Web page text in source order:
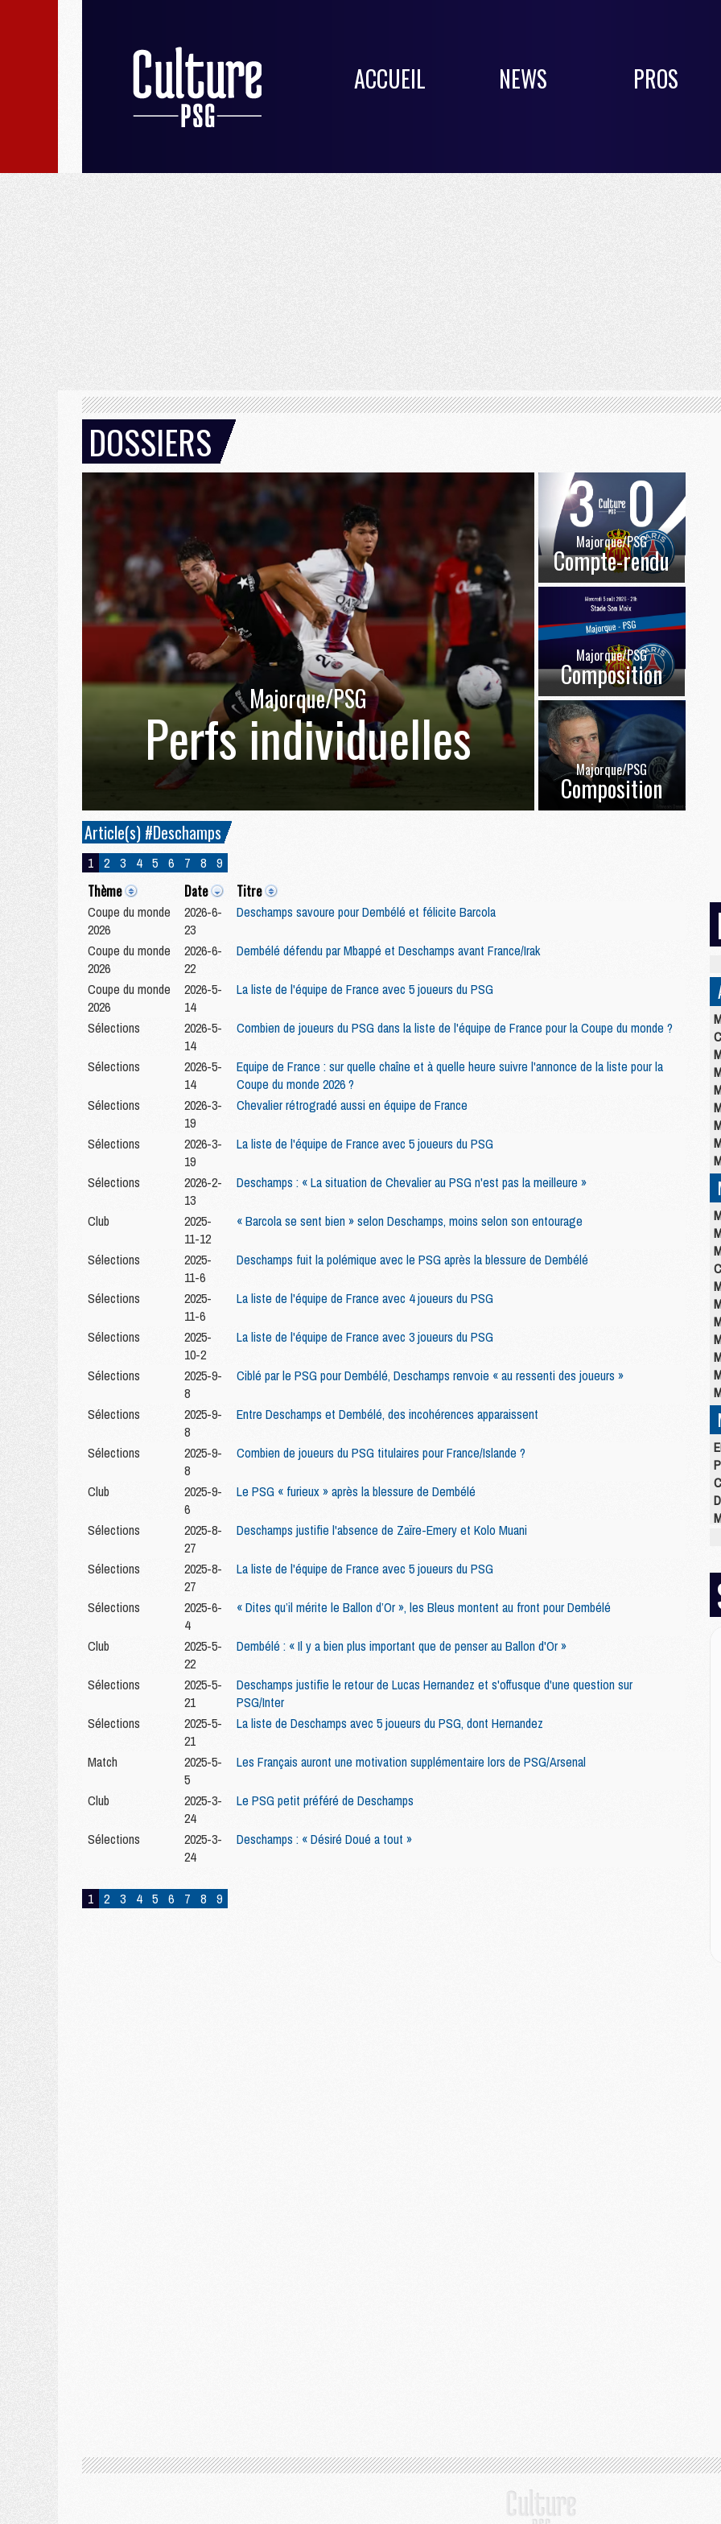
ACCUEIL NEWS PROS
DOSSIERS
Majorque/PSG
Perfs individuelles
Majorque/PSG
Compte-rendu
Majorque/PSG
Composition
Majorque/PSG
Composition
Article(s) #Deschamps
1 2 3 4 5 6 7 8 9
Thème Date Titre
Coupe du monde
2026
2026-6-
23
Deschamps savoure pour Dembélé et félicite Barcola
Coupe du monde
2026
2026-6-
22
Dembélé défendu par Mbappé et Deschamps avant France/Irak
Coupe du monde
2026
2026-5-
14
La liste de l'équipe de France avec 5 joueurs du PSG
Sélections
2026-5-
14
Combien de joueurs du PSG dans la liste de l'équipe de France pour la Coupe du monde ?
Sélections
2026-5-
14
Equipe de France : sur quelle chaîne et à quelle heure suivre l'annonce de la liste pour la
Coupe du monde 2026 ?
Sélections
2026-3-
19
Chevalier rétrogradé aussi en équipe de France
Sélections
2026-3-
19
La liste de l'équipe de France avec 5 joueurs du PSG
Sélections
2026-2-
13
Deschamps : « La situation de Chevalier au PSG n'est pas la meilleure »
Club
2025-
11-12
« Barcola se sent bien » selon Deschamps, moins selon son entourage
Sélections
2025-
11-6
Deschamps fuit la polémique avec le PSG après la blessure de Dembélé
Sélections
2025-
11-6
La liste de l'équipe de France avec 4 joueurs du PSG
Sélections
2025-
10-2
La liste de l'équipe de France avec 3 joueurs du PSG
Sélections
2025-9-
8
Ciblé par le PSG pour Dembélé, Deschamps renvoie « au ressenti des joueurs »
Sélections
2025-9-
8
Entre Deschamps et Dembélé, des incohérences apparaissent
Sélections
2025-9-
8
Combien de joueurs du PSG titulaires pour France/Islande ?
Club
2025-9-
6
Le PSG « furieux » après la blessure de Dembélé
Sélections
2025-8-
27
Deschamps justifie l'absence de Zaïre-Emery et Kolo Muani
Sélections
2025-8-
27
La liste de l'équipe de France avec 5 joueurs du PSG
Sélections
2025-6-
4
« Dites qu’il mérite le Ballon d’Or », les Bleus montent au front pour Dembélé
Club
2025-5-
22
Dembélé : « Il y a bien plus important que de penser au Ballon d'Or »
Sélections
2025-5-
21
Deschamps justifie le retour de Lucas Hernandez et s'offusque d'une question sur
PSG/Inter
Sélections
2025-5-
21
La liste de Deschamps avec 5 joueurs du PSG, dont Hernandez
Match
2025-5-
5
Les Français auront une motivation supplémentaire lors de PSG/Arsenal
Club
2025-3-
24
Le PSG petit préféré de Deschamps
Sélections
2025-3-
24
Deschamps : « Désiré Doué a tout »
1 2 3 4 5 6 7 8 9